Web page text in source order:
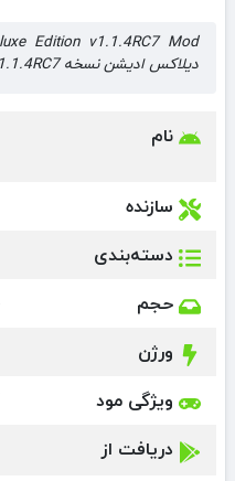
دیلاکس ادیشن نسخه 1.1.4RC7 مود شده
نام
سازنده
دسته‌بندی
حجم
ورژن
ویژگی مود
دریافت از